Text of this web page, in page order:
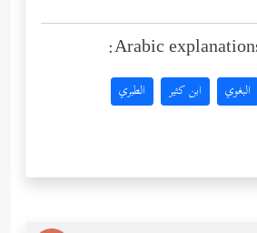
Arabic
البغوي ابن كثير الطبري